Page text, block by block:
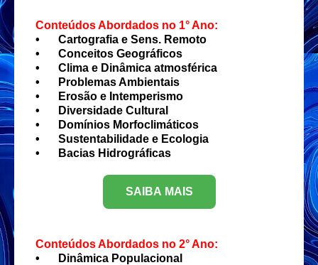
Conteúdos Abordados no 1° Ano:
•
Cartografia e Sens. Remoto
•
Conceitos Geográficos
•
Clima e Dinâmica atmosférica
•
Problemas Ambientais
•
Erosão e Intemperismo
•
Diversidade Cultural
•
Domínios Morfoclimáticos
•
Sustentabilidade e Ecologia
•
Bacias Hidrográficas
SAIBA MAIS
Conteúdos Abordados no 2° Ano:
•
Dinâmica Populacional